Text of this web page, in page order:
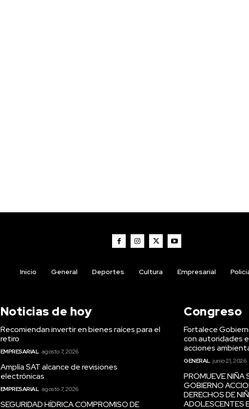
Inicio General Deportes Cultura Empresarial
Noticias de hoy
Recomiendan invertir en bienes raíces para el
retiro
EMPRESARIAL agosto 7, 2026
Amplía SAT alcance de revisiones
electrónicas
EMPRESARIAL agosto 7, 2026
SEGURIDAD HÍDRICA COMPROMISO DE
Congreso
Fortalece
con autoridades
acciones
GENERAL junio 21, 2026
PROMUEVE NIÑA
GOBIERNO
DERECHOS DE
ADOLESCENTES